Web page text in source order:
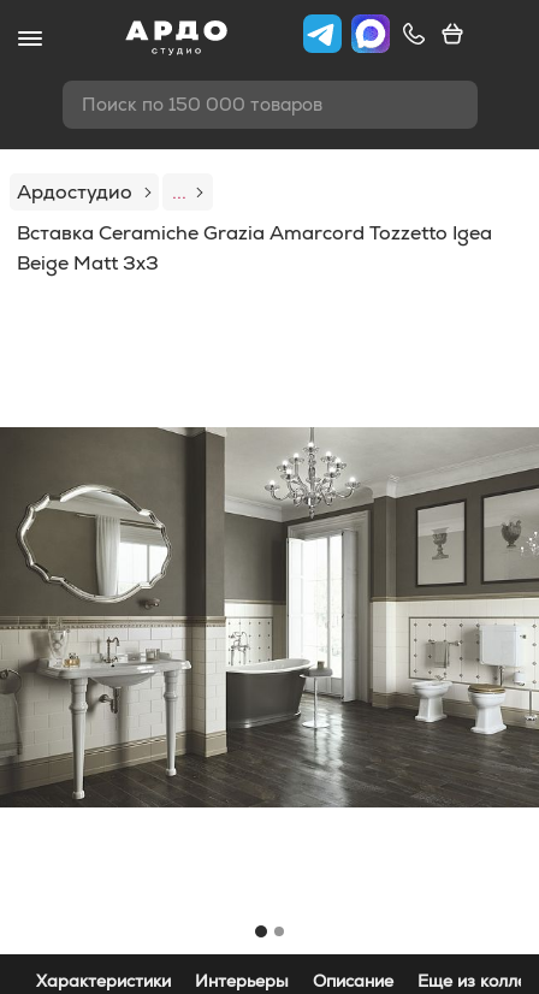
Поиск по 150 000 товаров
Ардостудио
...
Вставка Ceramiche Grazia Amarcord Tozzetto Igea
Beige Matt 3x3
Характеристики Интерьеры Описание Еще из